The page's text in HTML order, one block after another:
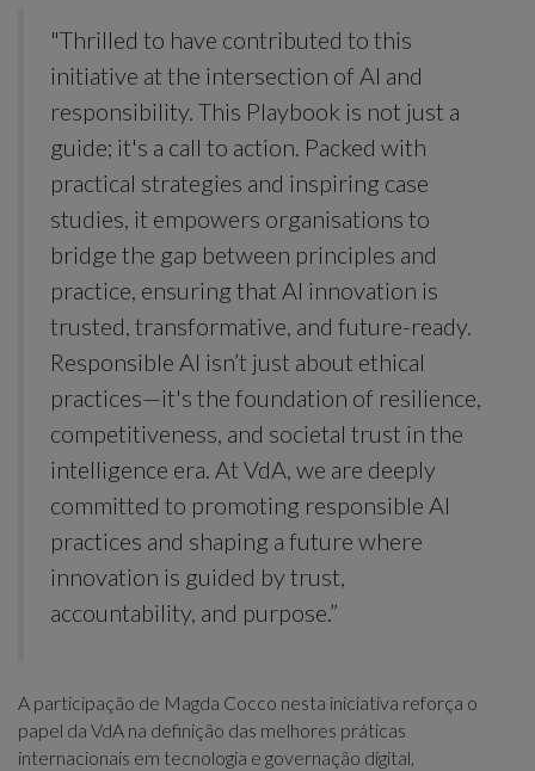
"Thrilled to have contributed to this
initiative at the intersection of AI and
responsibility. This Playbook is not just a
guide; it's a call to action. Packed with
practical strategies and inspiring case
studies, it empowers organisations to
bridge the gap between principles and
practice, ensuring that AI innovation is
trusted, transformative, and future-ready.
Responsible AI isn’t just about ethical
practices—it's the foundation of resilience,
competitiveness, and societal trust in the
intelligence era. At VdA, we are deeply
committed to promoting responsible AI
practices and shaping a future where
innovation is guided by trust,
accountability, and purpose.”
A participação de Magda Cocco nesta iniciativa reforça o
papel da VdA na definição das melhores práticas
internacionais em tecnologia e governação digital,